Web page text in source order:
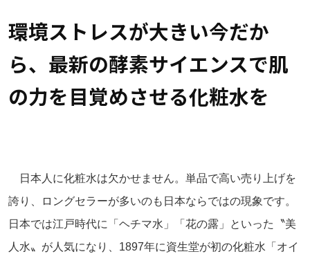
環境ストレスが大きい今だか
ら、最新の酵素サイエンスで肌
の力を目覚めさせる化粧水を
日本人に化粧水は欠かせません。単品で高い売り上げを
誇り、ロングセラーが多いのも日本ならではの現象です。
日本では江戸時代に「ヘチマ水」「花の露」といった〝美
人水〟が人気になり、1897年に資生堂が初の化粧水「オイ